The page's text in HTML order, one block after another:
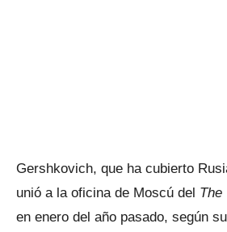
Gershkovich, que ha cubierto
unió a la oficina de Moscú del The
en enero del año pasado, según